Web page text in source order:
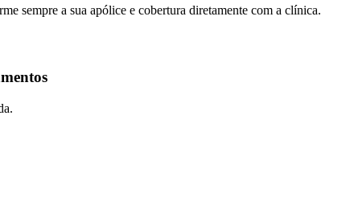
sempre a sua apólice e cobertura diretamente com a clínica.